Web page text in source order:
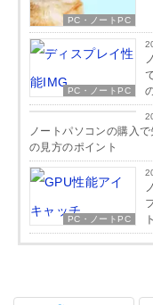
PC・ノートPC
PC・ノートPC
PC・ノートPC
ノートパソコンの購入
の見方のポイント
PC・ノートPC